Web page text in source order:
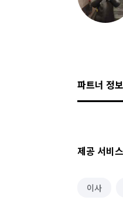
파트너 정보
제공 서비스
이사